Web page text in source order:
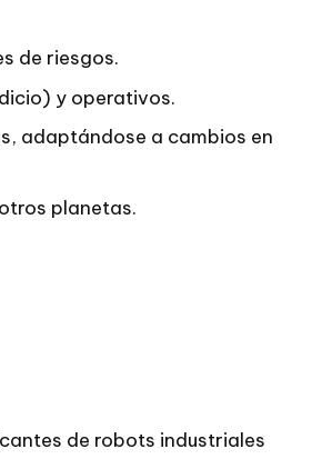
de riesgos.
y operativos.
adaptándose a cambios en
planetas.
de robots industriales